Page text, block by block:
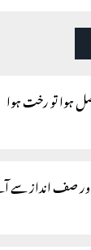
ہوا تو رخت ہوا
صف انداز سے